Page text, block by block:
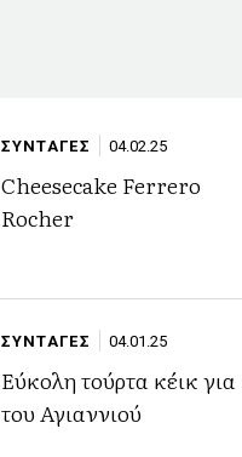
ΣΥΝΤΑΓΕΣ 04.02.25
Cheesecake Ferrero
Rocher
ΣΥΝΤΑΓΕΣ 04.01.25
Εύκολη τούρτα κέικ για
του Αγιαννιού